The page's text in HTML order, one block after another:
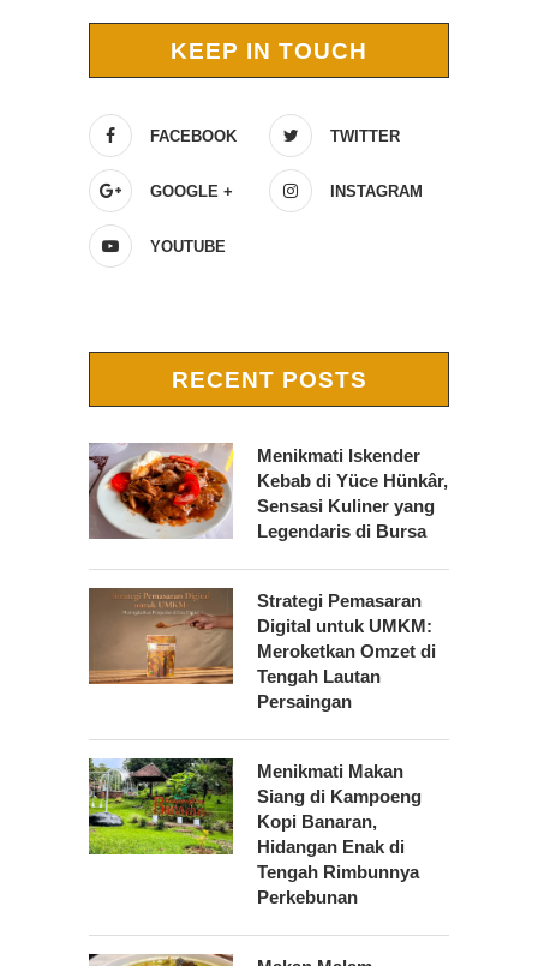
KEEP IN TOUCH
FACEBOOK TWITTER
GOOGLE + INSTAGRAM
YOUTUBE
RECENT POSTS
Menikmati Iskender
Kebab di Yüce Hünkâr,
Sensasi Kuliner yang
Legendaris di Bursa
Strategi Pemasaran
Digital untuk UMKM:
Meroketkan Omzet di
Tengah Lautan
Persaingan
Menikmati Makan
Siang di Kampoeng
Kopi Banaran,
Hidangan Enak di
Tengah Rimbunnya
Perkebunan